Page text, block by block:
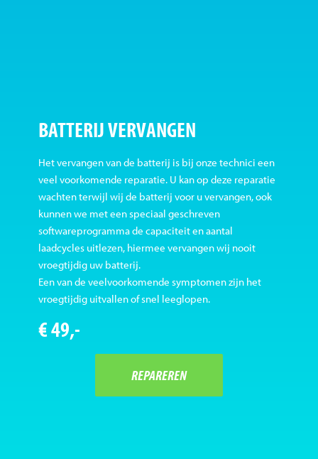
BATTERIJ VERVANGEN
Het vervangen van de batterij is bij onze technici een
veel voorkomende reparatie. U kan op deze reparatie
wachten terwijl wij de batterij voor u vervangen, ook
kunnen we met een speciaal geschreven
softwareprogramma de capaciteit en aantal
laadcycles uitlezen, hiermee vervangen wij nooit
vroegtijdig uw batterij.
Een van de veelvoorkomende symptomen zijn het
vroegtijdig uitvallen of snel leeglopen.
€ 49,-
REPAREREN